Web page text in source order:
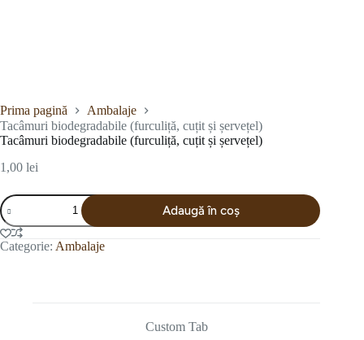
Prima pagină
Ambalaje
Tacâmuri biodegradabile (furculiță, cuțit și șervețel)
Tacâmuri biodegradabile (furculiță, cuțit și șervețel)
1,00 lei
Cantitate
Tacâmuri
biodegradabile
(furculiță,
Adaugă în coș
Categorie: Ambalaje
Custom Tab